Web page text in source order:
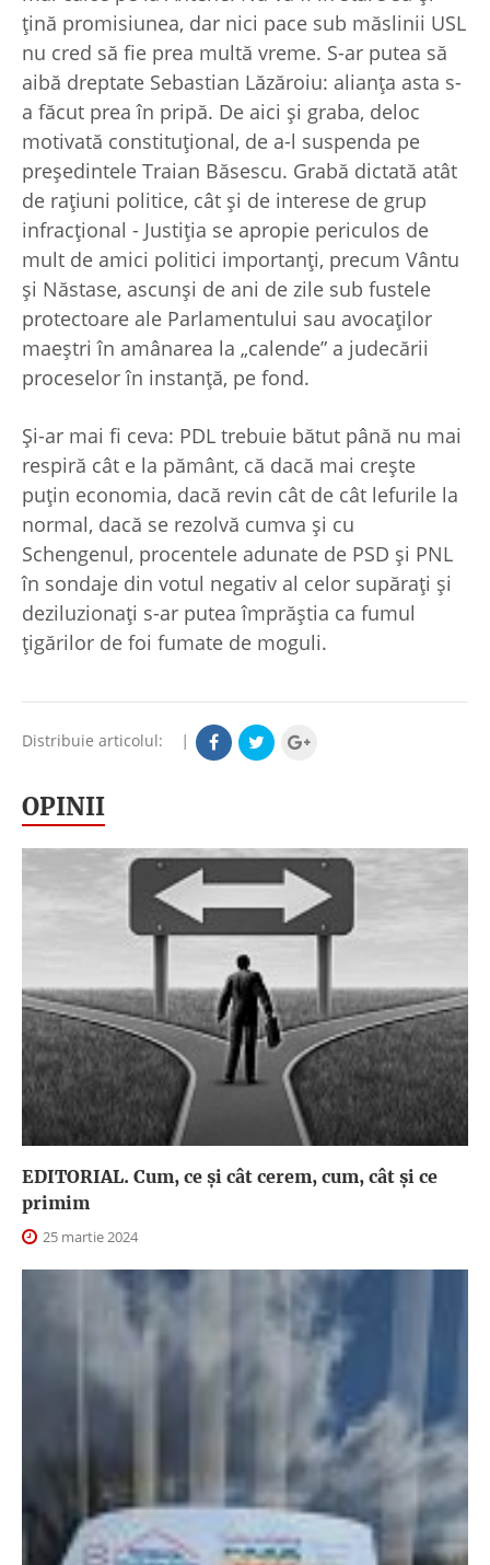
ţină promisiunea, dar nici pace sub măslinii USL
nu cred să fie prea multă vreme. S-ar putea să
aibă dreptate Sebastian Lăzăroiu: alianţa asta s-
a făcut prea în pripă. De aici şi graba, deloc
motivată constituţional, de a-l suspenda pe
preşedintele Traian Băsescu. Grabă dictată atât
de raţiuni politice, cât şi de interese de grup
infracţional - Justiţia se apropie periculos de
mult de amici politici importanţi, precum Vântu
şi Năstase, ascunşi de ani de zile sub fustele
protectoare ale Parlamentului sau avocaţilor
maeştri în amânarea la „calende” a judecării
proceselor în instanţă, pe fond.
Şi-ar mai fi ceva: PDL trebuie bătut până nu mai
respiră cât e la pământ, că dacă mai creşte
puţin economia, dacă revin cât de cât lefurile la
normal, dacă se rezolvă cumva şi cu
Schengenul, procentele adunate de PSD şi PNL
în sondaje din votul negativ al celor supăraţi şi
deziluzionaţi s-ar putea împrăştia ca fumul
ţigărilor de foi fumate de moguli.
Distribuie articolul: |
OPINII
EDITORIAL. Cum, ce şi cât cerem, cum, cât şi ce
primim
25 martie 2024